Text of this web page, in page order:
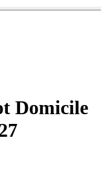
Domicile